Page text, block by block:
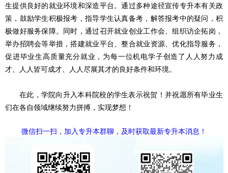
生提供良好的就业环境和深造平台。通过多种途径宣传专升本有关政
策，鼓励学生积极报考，指导学生认真备考，解答报考中的疑问，积
极做好服务保障。同时，通过召开就业创业工作会、组织访企拓岗，
举办招聘会等举措，搭建就业平台、整合就业资源、优化指导服务，
促进毕业生高质量充分就业，为每一位机电学子创造了人人努力成
才、人人皆可成才、人人尽展其才的良好条件和环境。
在此，学院向升入本科院校的学生表示祝贺！并祝愿所有毕业生
们在各自领域继续努力拼搏，实现梦想！
微信扫一扫，加入专升本群聊，及时获取最新专升本消息！